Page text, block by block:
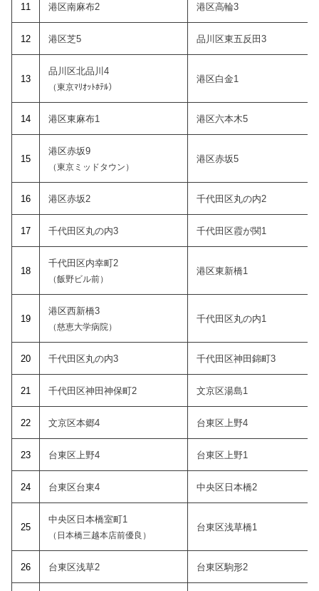
1 1 港区南麻布2 港区高輪3
12 港区芝5 品川区東五反田3
13
品川区北品川4
（東京ﾏﾘｵｯﾄﾎﾃﾙ）
港区白金1
14 港区東麻布1 港区六本木5
15
港区赤坂9
（東京ミッドタウン）
港区赤坂5
16 港区赤坂2 千代田区丸の内2
17 千代田区丸の内3 千代田区霞が関1
18
千代田区内幸町2
（飯野ビル前）
港区東新橋1
19
港区西新橋3
（慈恵大学病院）
千代田区丸の内1
20 千代田区丸の内3 千代田区神田錦町3
21 千代田区神田神保町2 文京区湯島1
22 文京区本郷4 台東区上野4
23 台東区上野4 台東区上野1
24 台東区台東4 中央区日本橋2
25
中央区日本橋室町1
（日本橋三越本店前優良）
台東区浅草橋1
26 台東区浅草2 台東区駒形2